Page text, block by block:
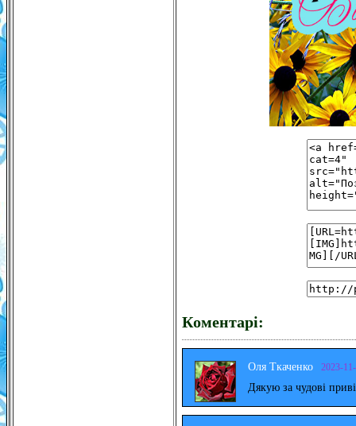
Коментарі:
Оля Ткаченко 2023-
Дякую за чудові